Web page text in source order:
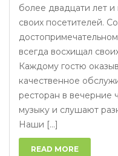
более двадцати лет
своих посетителей.
всегда восхищал
Каждому гостю
качественное
ресторан в вечерние
музыку и слушают
Наши [...]
READ MORE